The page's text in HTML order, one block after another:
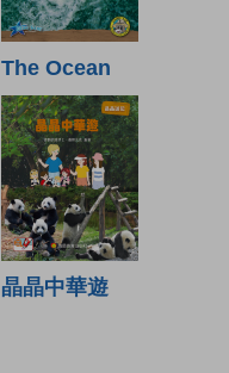
The Ocean
晶晶中華遊